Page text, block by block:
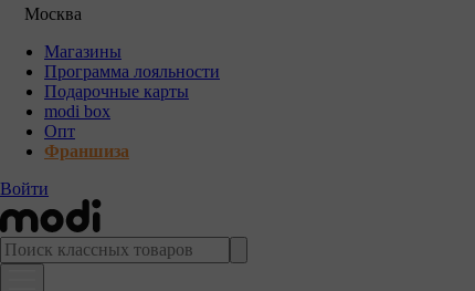
Москва
Магазины
Программа лояльности
Подарочные карты
modi box
Опт
Франшиза
Войти